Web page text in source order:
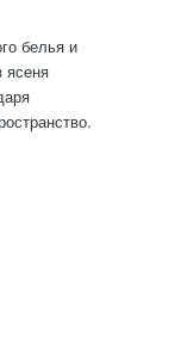
белья и
ясеня